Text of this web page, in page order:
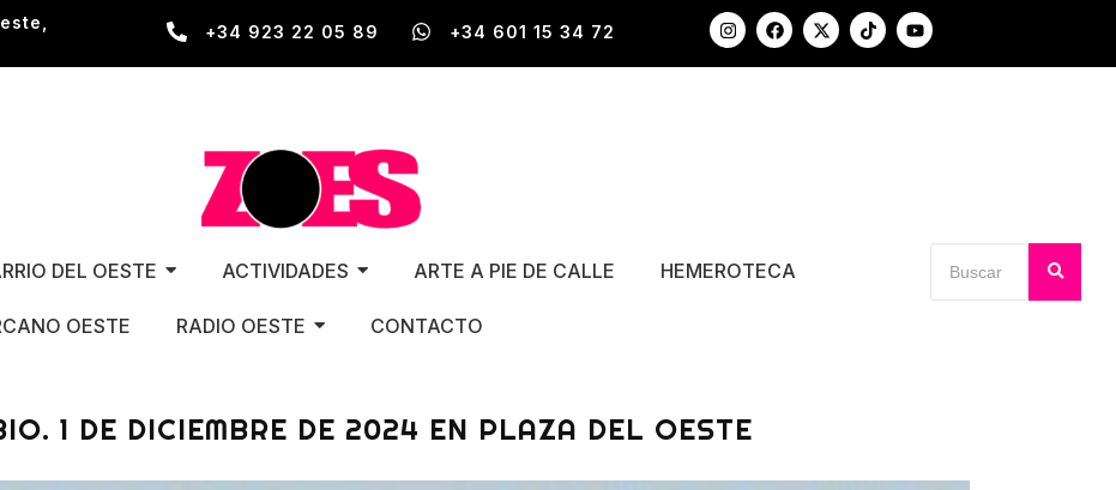
+34 923 22 05 89 +34 601 15 34 72
DEL OESTE ACTIVIDADES ARTE A PIE DE CALLE HEMEROTECA
OESTE RADIO OESTE CONTACTO
1 DE DICIEMBRE DE 2024 EN PLAZA DEL OESTE